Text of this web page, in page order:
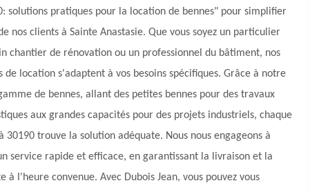
solutions pratiques pour la location de bennes" pour simplifier
nos clients à Sainte Anastasie. Que vous soyez un particulier
chantier de rénovation ou un professionnel du bâtiment, nos
de location s'adaptent à vos besoins spécifiques. Grâce à notre
de bennes, allant des petites bennes pour des travaux
aux grandes capacités pour des projets industriels, chaque
30190 trouve la solution adéquate. Nous nous engageons à
service rapide et efficace, en garantissant la livraison et la
à l'heure convenue. Avec Dubois Jean, vous pouvez vous